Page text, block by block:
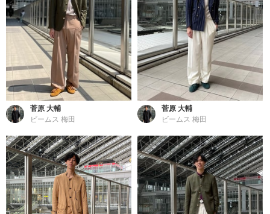
菅原 大輔
ビームス 梅田
菅原 大輔
ビームス 梅田